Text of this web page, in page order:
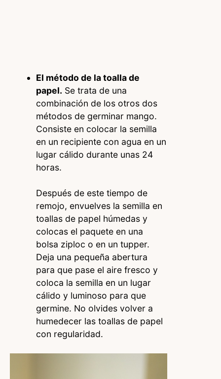
El método de la toalla de
papel. Se trata de una
combinación de los otros dos
métodos de germinar mango.
Consiste en colocar la semilla
en un recipiente con agua en un
lugar cálido durante unas 24
horas.
Después de este tiempo de
remojo, envuelves la semilla en
toallas de papel húmedas y
colocas el paquete en una
bolsa ziploc o en un tupper.
Deja una pequeña abertura
para que pase el aire fresco y
coloca la semilla en un lugar
cálido y luminoso para que
germine. No olvides volver a
humedecer las toallas de papel
con regularidad.